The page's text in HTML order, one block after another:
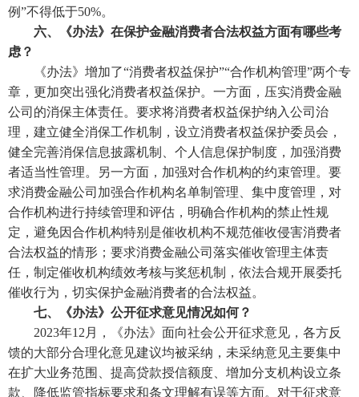
例”不得低于50%。
六、《办法》在保护金融消费者合法权益方面有哪些考
虑？
《办法》增加了“消费者权益保护”“合作机构管理”两个专
章，更加突出强化消费者权益保护。一方面，压实消费金融
公司的消保主体责任。要求将消费者权益保护纳入公司治
理，建立健全消保工作机制，设立消费者权益保护委员会，
健全完善消保信息披露机制、个人信息保护制度，加强消费
者适当性管理。另一方面，加强对合作机构的约束管理。要
求消费金融公司加强合作机构名单制管理、集中度管理，对
合作机构进行持续管理和评估，明确合作机构的禁止性规
定，避免因合作机构特别是催收机构不规范催收侵害消费者
合法权益的情形；要求消费金融公司落实催收管理主体责
任， 制定催收机构绩效考核与奖惩机制，依法合规开展委托
催收行为，切实保护金融消费者的合法权益。
七、《办法》公开征求意见情况如何？
2023年12月，《办法》面向社会公开征求意见，各方反
馈的大部分合理化意见建议均被采纳，未采纳意见主要集中
在扩大业务范围、提高贷款授信额度、增加分支机构设立条
款、降低监管指标要求和条文理解有误等方面。对于征求意